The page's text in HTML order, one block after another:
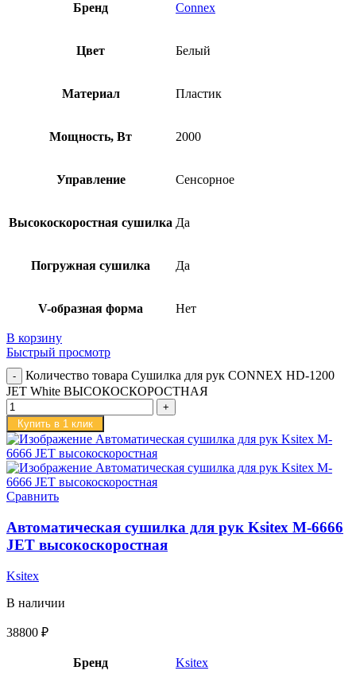
Бренд Connex
Цвет Белый
Материал Пластик
Мощность, Вт 2000
Управление Сенсорное
Высокоскоростная сушилка Да
Погружная сушилка Да
V-образная форма Нет
В корзину
Быстрый просмотр
Количество товара Сушилка для рук CONNEX HD-1200
JET White ВЫСОКОСКОРОСТНАЯ
Купить в 1 клик
Сравнить
Автоматическая сушилка для рук Ksitex M-6666
JET высокоскоростная
Ksitex
В наличии
38800 ₽
Бренд Ksitex